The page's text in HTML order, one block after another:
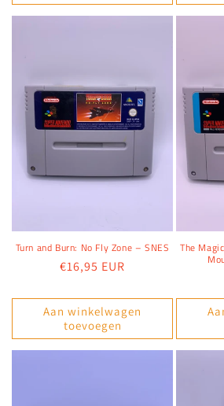
Turn and Burn: No Fly Zone – SNES
Normale
€16,95 EUR
Aan winkelwagen
toevoegen
The